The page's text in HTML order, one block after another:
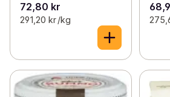
72,80 kr
291,20 kr /kg